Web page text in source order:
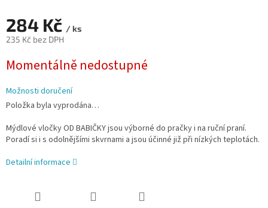
284 Kč / ks
235 Kč bez DPH
cena:
Momentálně nedostupné
Možnosti doručení
Položka byla vyprodána…
Mýdlové vločky OD BABIČKY jsou výborné do pračky i na ruční praní.
Poradí si i s odolnějšími skvrnami a jsou účinné již při nízkých teplotách.
Detailní informace